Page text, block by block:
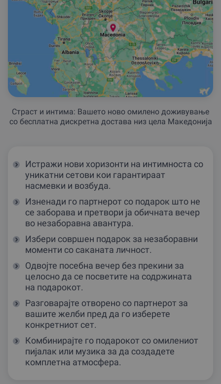
Страст и интима: Вашето ново омилено доживување
со бесплатна дискретна достава низ цела Македонија
Истражи нови хоризонти на интимноста со
уникатни сетови кои гарантираат
насмевки и возбуда.
Изненади го партнерот со подарок што не
се заборава и претвори ја обичната вечер
во незаборавна авантура.
Избери совршен подарок за незаборавни
моменти со саканата личност.
Одвојте посебна вечер без прекини за
целосно да се посветите на содржината
на подарокот.
Разговарајте отворено со партнерот за
вашите желби пред да го изберете
конкретниот сет.
Комбинирајте го подарокот со омилениот
пијалак или музика за да создадете
комплетна атмосфера.